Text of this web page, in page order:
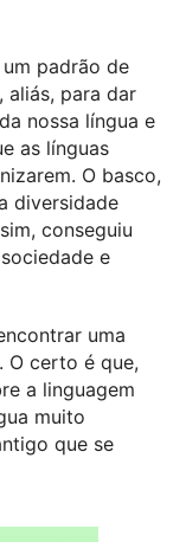
padrão de
aliás, para dar
nossa língua e
as línguas
O basco,
diversidade
conseguiu
e
uma
O certo é que,
a linguagem
muito
que se